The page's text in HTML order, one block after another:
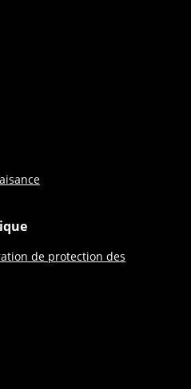
de protection des